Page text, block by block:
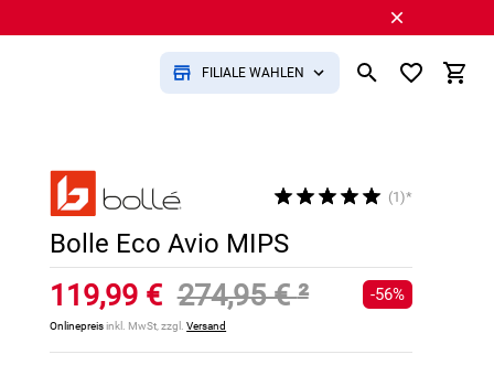
FILIALE WÄHLEN
(1)*
Bolle Eco Avio MIPS
119,99 € 274,95 €²
Onlinepreisinkl. MwSt, zzgl.Versand
-56%